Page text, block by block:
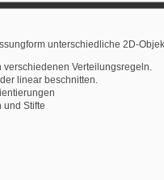
unterschiedliche 2D-
Verteilungsregeln.
linear beschnitten.
und Stifte